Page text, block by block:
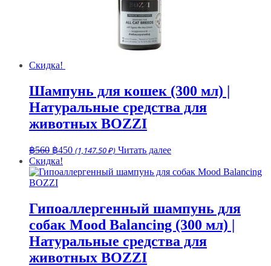
Скидка!
Шампунь для кошек (300 мл) |
Натуральные средства для
животных BOZZI
฿560 Первоначальная
цена
составляла
฿560.
฿450Текущая
฿450.
(1,147.50 ₽) Читать далее
Скидка!
Гипоаллергенный шампунь для
собак Mood Balancing (300 мл) |
Натуральные средства для
животных BOZZI